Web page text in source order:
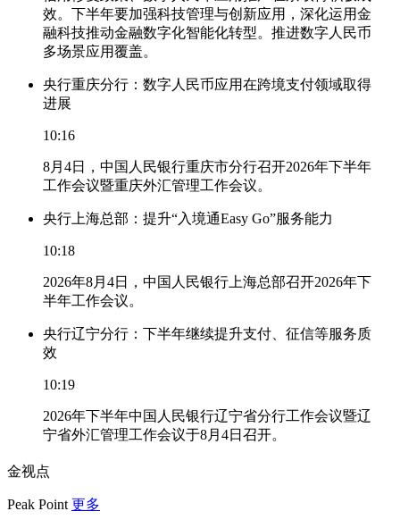
效。下半年要加强科技管理与创新应用，深化运用金
融科技推动金融数字化智能化转型。推进数字人民币
多场景应用覆盖。
央行重庆分行：数字人民币应用在跨境支付领域取得
进展
10:16
8月4日，中国人民银行重庆市分行召开2026年下半年
工作会议暨重庆外汇管理工作会议。
央行上海总部：提升“入境通Easy Go”服务能力
10:18
2026年8月4日，中国人民银行上海总部召开2026年下
半年工作会议。
央行辽宁分行：下半年继续提升支付、征信等服务质
效
10:19
2026年下半年中国人民银行辽宁省分行工作会议暨辽
宁省外汇管理工作会议于8月4日召开。
金视点
Peak Point 更多